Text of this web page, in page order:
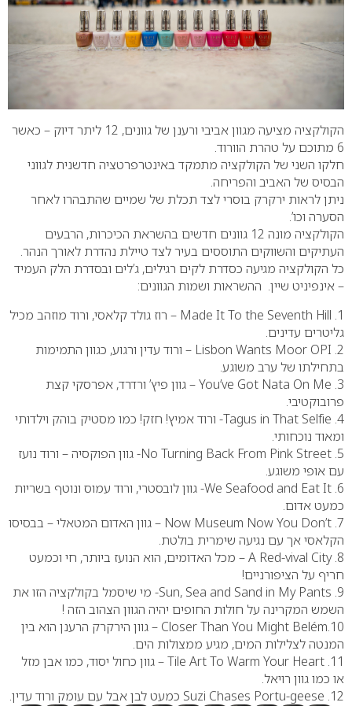
הקולקציה מציעה מגוון אביבי ורענן של גוונים, 12 ליתר דיוק – כאשר
6 מתוכם על טהרת הוורוד.
חלקו השני של הקולקציה מתמקד באינטרפרטציה חדשנית לגווני
הבסיס של האביב והפריחה.
ניתן לראות ירקרק בוסרי לצד תכלת של שמיים שהתבהרו לאחר
הסערה וכו’.
הקולקציה מונה 12 גוונים חדשים בהשראת הכיכרות, הרבעים
העתיקים והשווקים התוססים בעיר לצד טיילת נהדרת לאורך הנהר.
כל הקולקציה מגיעה כסדרת לקים רגילים, ג’לים ובסדרת הלק העמיד
– אינפיניט שיין. ההשראות ושמות הגוונים:
1. Made It To the Seventh Hill – רוז גולד קלאסי, ורוד מוזהב מכיל
גליטרים עדינים.
2. Lisbon Wants Moor OPI – ורוד עדין ורגוע, כגוון התמימות
בתחילתו של ערב משוגע.
3. You’ve Got Nata On Me – גוון פיץ’ ורדרד, אפרסקי קצת
פרובוקטיבי.
4. Tagus in That Selfie- ורוד אמיץ! חזק! כמו מסטיק בוהק וילדותי
ומאוד נוכחותי.
5. No Turning Back From Pink Street- גוון הפוקסיה – ורוד נועז
עם אופי משוגע.
6. We Seafood and Eat It- גוון לובסטרי, ורוד עמוס ונוטף בשריות
כמעט אדום.
7. Now Museum Now You Don’t – גוון האדום המטאלי – בבסיסו
הקלאסי אך עם נגיעה שימרית בולטת.
8. A Red-vival City – מכל האדומים, הוא הנועז ביותר, חי וכמעט
חריף על הציפורניים!
9. Sun, Sea and Sand in My Pants- מי שיסמל בקולקציה הזו את
השמש המקרינה על חולות החופים יהיה הגוון הצהוב הזה !
10.Closer Than You Might Belém – גוון הירקרק הרענן הוא בין
המנטה לצלילות המים, מגיע ממצולות הים.
11. Tile Art To Warm Your Heart – גוון כחול יסוד, כמו אבן מזל
או כמו גוון רויאל.
12. Suzi Chases Portu-geese כמעט לבן אבל עם עומק ורוד עדין.